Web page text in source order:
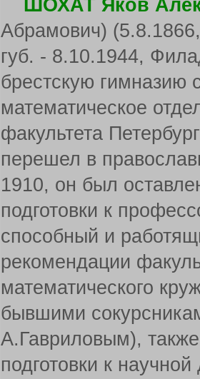
ШОХАТ Яков
Абрамович)
губ. - 8.10.1944,
брестскую гимназию
математическое
факультета
перешел в
1910, он был
подготовки к
способный и
рекомендации
математического
бывшими
А.Гавриловым),
подготовки к